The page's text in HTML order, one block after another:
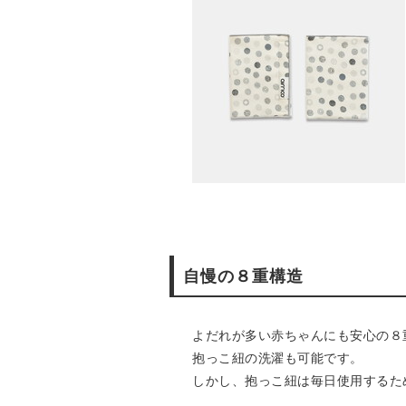
自慢の８重構造
よだれが多い赤ちゃんにも安心の８
抱っこ紐の洗濯も可能です。
しかし、抱っこ紐は毎日使用するた